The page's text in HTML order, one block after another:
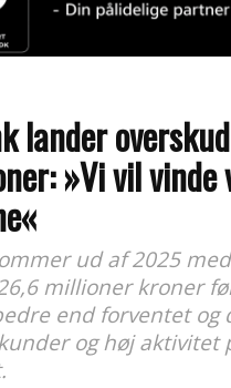
lander
»Vi vil vinde
ud af 2025
millioner kroner
end forventet og
og høj aktivitet